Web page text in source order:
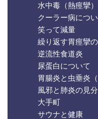
水中毒（熱痙攣）
クーラー病につ
笑って減量
繰り返す胃痙攣
逆流性食道炎
尿蛋白について
胃腸炎と虫垂炎（
風邪と肺炎の見
大手町
サウナと健康